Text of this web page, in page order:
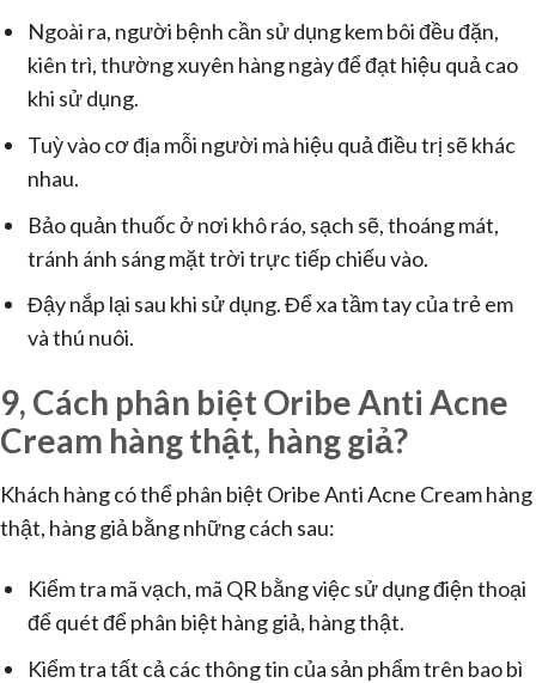
Ngoài ra, người bệnh cần sử dụng kem bôi đều đặn,
kiên trì, thường xuyên hàng ngày để đạt hiệu quả cao
khi sử dụng.
Tuỳ vào cơ địa mỗi người mà hiệu quả điều trị sẽ khác
nhau.
Bảo quản thuốc ở nơi khô ráo, sạch sẽ, thoáng mát,
tránh ánh sáng mặt trời trực tiếp chiếu vào.
Đậy nắp lại sau khi sử dụng. Để xa tầm tay của trẻ em
và thú nuôi.
9, Cách phân biệt Oribe Anti Acne
Cream hàng thật, hàng giả?
Khách hàng có thể phân biệt Oribe Anti Acne Cream hàng
thật, hàng giả bằng những cách sau:
Kiểm tra mã vạch, mã QR bằng việc sử dụng điện thoại
để quét để phân biệt hàng giả, hàng thật.
Kiểm tra tất cả các thông tin của sản phẩm trên bao bì